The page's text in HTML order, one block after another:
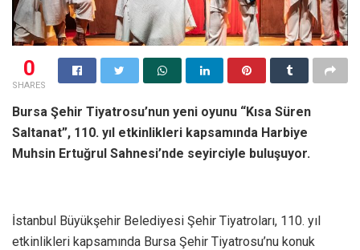
0
SHARES
Bursa Şehir Tiyatrosu’nun yeni oyunu “Kısa Süren
Saltanat”, 110. yıl etkinlikleri kapsamında Harbiye
Muhsin Ertuğrul Sahnesi’nde seyirciyle buluşuyor.
İstanbul Büyükşehir Belediyesi Şehir Tiyatroları, 110. yıl
etkinlikleri kapsamında Bursa Şehir Tiyatrosu’nu konuk